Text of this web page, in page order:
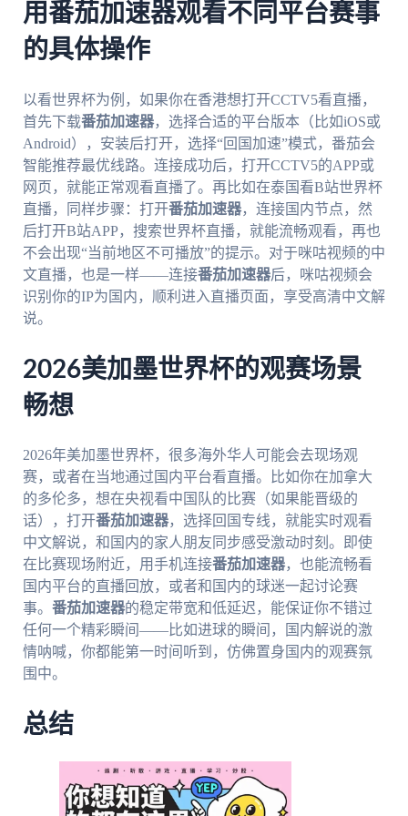
用番茄加速器观看不同平台赛事
的具体操作
以看世界杯为例，如果你在香港想打开CCTV5看直播，
首先下载番茄加速器，选择合适的平台版本（比如iOS或
Android），安装后打开，选择“回国加速”模式，番茄会
智能推荐最优线路。连接成功后，打开CCTV5的APP或
网页，就能正常观看直播了。再比如在泰国看B站世界杯
直播，同样步骤：打开番茄加速器，连接国内节点，然
后打开B站APP，搜索世界杯直播，就能流畅观看，再也
不会出现“当前地区不可播放”的提示。对于咪咕视频的中
文直播，也是一样——连接番茄加速器后，咪咕视频会
识别你的IP为国内，顺利进入直播页面，享受高清中文解
说。
2026美加墨世界杯的观赛场景
畅想
2026年美加墨世界杯，很多海外华人可能会去现场观
赛，或者在当地通过国内平台看直播。比如你在加拿大
的多伦多，想在央视看中国队的比赛（如果能晋级的
话），打开番茄加速器，选择回国专线，就能实时观看
中文解说，和国内的家人朋友同步感受激动时刻。即使
在比赛现场附近，用手机连接番茄加速器，也能流畅看
国内平台的直播回放，或者和国内的球迷一起讨论赛
事。 番茄加速器的稳定带宽和低延迟，能保证你不错过
任何一个精彩瞬间——比如进球的瞬间，国内解说的激
情呐喊，你都能第一时间听到，仿佛置身国内的观赛氛
围中。
总结